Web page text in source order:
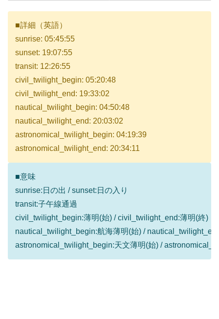
■詳細（英語）
sunrise: 05:45:55
sunset: 19:07:55
transit: 12:26:55
civil_twilight_begin: 05:20:48
civil_twilight_end: 19:33:02
nautical_twilight_begin: 04:50:48
nautical_twilight_end: 20:03:02
astronomical_twilight_begin: 04:19:39
astronomical_twilight_end: 20:34:11
■意味
sunrise:日の出 / sunset:日の入り
transit:子午線通過
civil_twilight_begin:薄明(始) / civil_twilight_end:薄明(終)
nautical_twilight_begin:航海薄明(始) /
astronomical_twilight_begin:天文薄明(始) /